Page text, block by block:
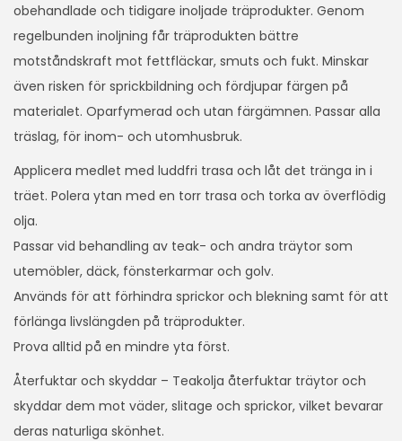
obehandlade och tidigare inoljade träprodukter. Genom
regelbunden inoljning får träprodukten bättre
motståndskraft mot fettfläckar, smuts och fukt. Minskar
även risken för sprickbildning och fördjupar färgen på
materialet. Oparfymerad och utan färgämnen. Passar alla
träslag, för inom- och utomhusbruk.
Applicera medlet med luddfri trasa och låt det tränga in i
träet. Polera ytan med en torr trasa och torka av överflödig
olja.
Passar vid behandling av teak- och andra träytor som
utemöbler, däck, fönsterkarmar och golv.
Används för att förhindra sprickor och blekning samt för att
förlänga livslängden på träprodukter.
Prova alltid på en mindre yta först.
Återfuktar och skyddar – Teakolja återfuktar träytor och
skyddar dem mot väder, slitage och sprickor, vilket bevarar
deras naturliga skönhet.